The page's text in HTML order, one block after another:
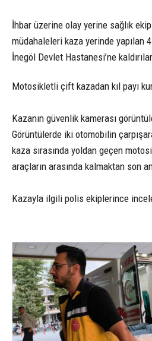
İhbar üzerine olay yerine sağlık
müdahaleleri kaza yerinde yapılan
İnegöl Devlet Hastanesi’ne
Motosikletli çift kazadan kıl payı
Kazanın güvenlik kamerası
Görüntülerde iki otomobilin
kaza sırasında yoldan geçen
araçların arasında kalmaktan son
Kazayla ilgili polis ekiplerince